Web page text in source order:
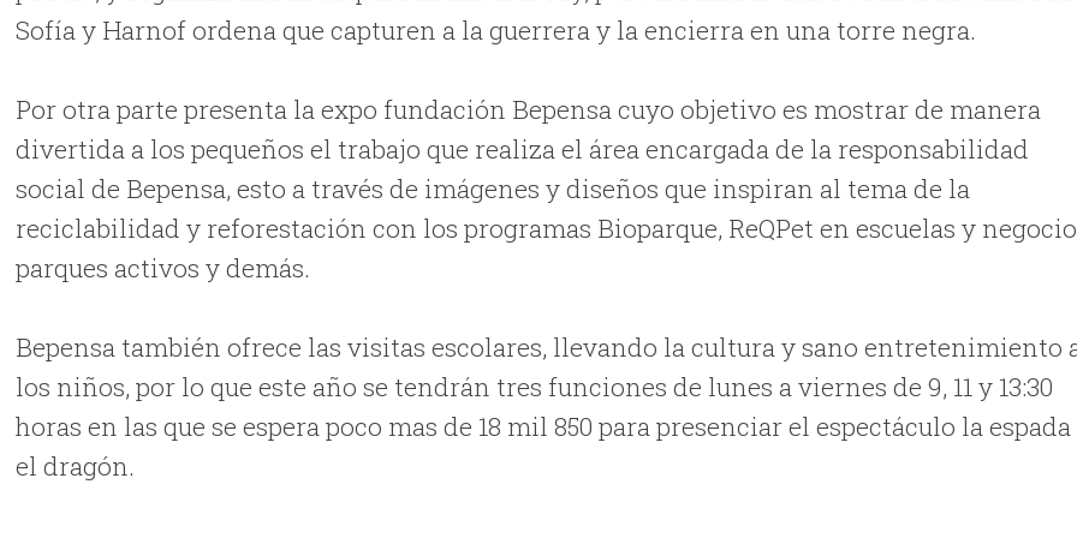
Sofía y Harnof ordena que capturen a la guerrera y la encierra en una torre negra.
Por otra parte presenta la expo fundación Bepensa cuyo objetivo es mostrar de manera
divertida a los pequeños el trabajo que realiza el área encargada de la responsabilidad
social de Bepensa, esto a través de imágenes y diseños que inspiran al tema de la
reciclabilidad y reforestación con los programas Bioparque, ReQPet en escuelas y
parques activos y demás.
Bepensa también ofrece las visitas escolares, llevando la cultura y sano entretenimiento
los niños, por lo que este año se tendrán tres funciones de lunes a viernes de 9, 11 y 13:30
horas en las que se espera poco mas de 18 mil 850 para presenciar el espectáculo la
el dragón.